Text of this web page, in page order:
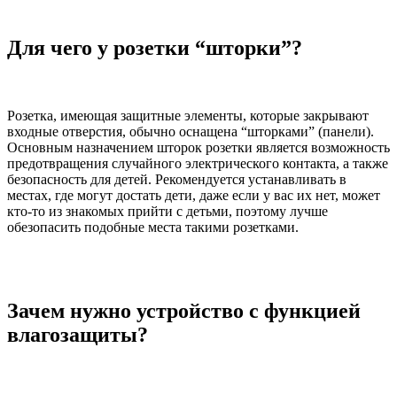
Для чего у розетки “шторки”?
Розетка, имеющая защитные элементы, которые закрывают
входные отверстия, обычно оснащена “шторками” (панели).
Основным назначением шторок розетки является возможность
предотвращения случайного электрического контакта, а также
безопасность для детей. Рекомендуется устанавливать в
местах, где могут достать дети, даже если у вас их нет, может
кто-то из знакомых прийти с детьми, поэтому лучше
обезопасить подобные места такими розетками.
Зачем нужно устройство с функцией
влагозащиты?